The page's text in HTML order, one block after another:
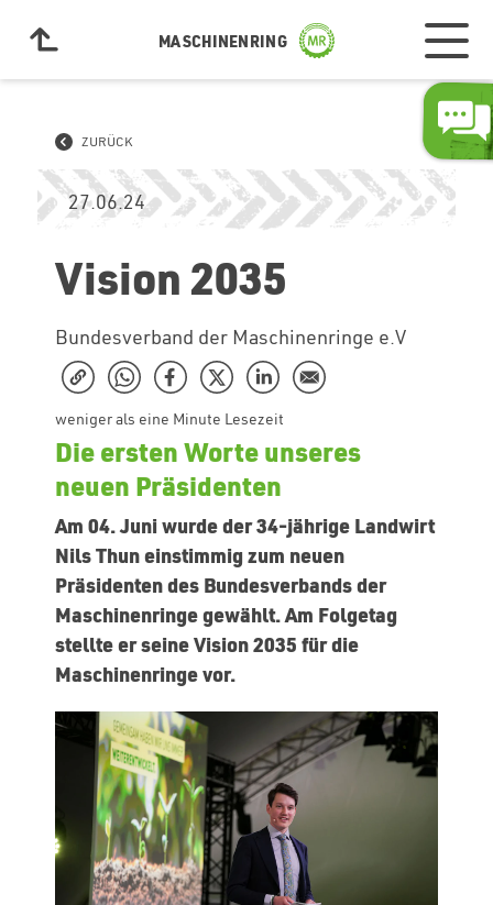
MASCHINENRING
ZURÜCK
27.06.24
Vision 2035
Bundesverband der Maschinenringe e.V
weniger als eine Minute Lesezeit
Die ersten Worte unseres
neuen Präsidenten
Am 04. Juni wurde der 34-jährige Landwirt
Nils Thun einstimmig zum neuen
Präsidenten des Bundesverbands der
Maschinenringe gewählt. Am Folgetag
stellte er seine Vision 2035 für die
Maschinenringe vor.